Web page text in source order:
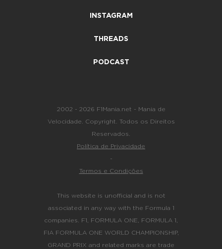
INSTAGRAM
THREADS
PODCAST
2002 - 2026 F1Mania.net - Mania de
Velocidade. Copyright. Todos os Direitos
Reservados.
Política de Privacidade
-
Termos e Condições
This website is unofficial and is not
associated in any way with the Formula 1
companies. F1, FORMULA ONE, FORMULA 1,
FIA FORMULA ONE WORLD CHAMPIONSHIP,
GRAND PRIX and related marks are trade